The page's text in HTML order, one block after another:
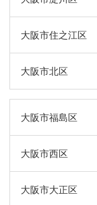
大阪市住之江区
大阪市北区
大阪市福島区
大阪市西区
大阪市大正区